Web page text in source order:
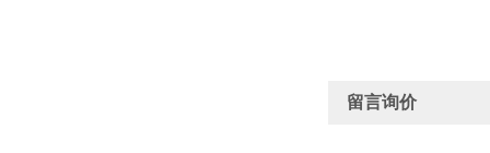
留言询价